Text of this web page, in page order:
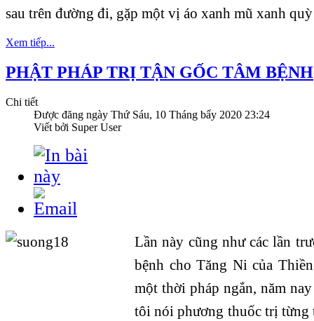
sau trên đường đi, gặp một vị áo xanh mũ xanh
Xem tiếp...
PHẬT PHÁP TRỊ TẬN GỐC TÂM BỆNH
Chi tiết
Được đăng ngày Thứ Sáu, 10 Tháng bẩy 2020 23:24
Viết bởi Super User
Lần này cũng như các lần
bệnh cho Tăng Ni của
một thời pháp ngắn, năm
tôi nói phương thuốc trị từng